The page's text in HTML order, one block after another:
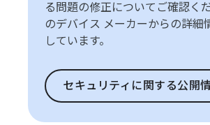
る問題の修正についてご確認く
のデバイス メーカーからの詳細
しています。
セキュリティに関する公開情報